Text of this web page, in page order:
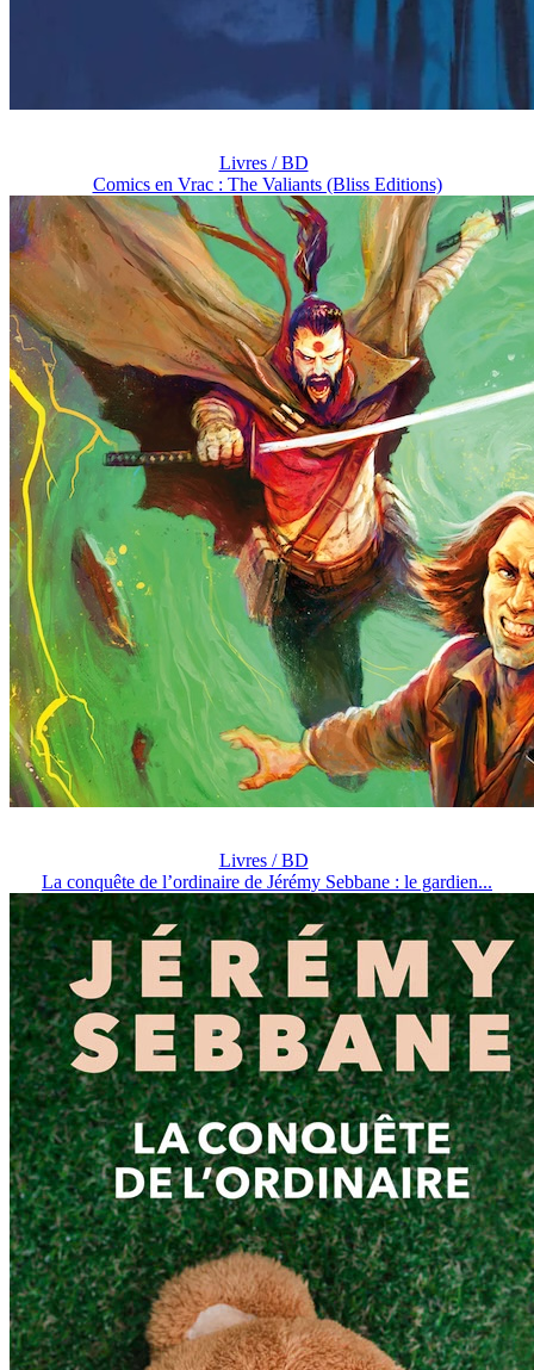
Livres / BD
Comics en Vrac : The Valiants (Bliss Editions)
Livres / BD
La conquête de l’ordinaire de Jérémy Sebbane : le gardien...